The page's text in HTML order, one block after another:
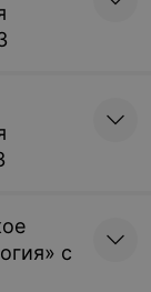
номер
размещении
с